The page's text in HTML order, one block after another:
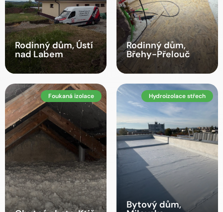
Rodinný dům, Ústí
nad Labem
Rodinný dům,
Břehy-Přelouč
Foukaná izolace Hydroizolace střech
Bytový dům,